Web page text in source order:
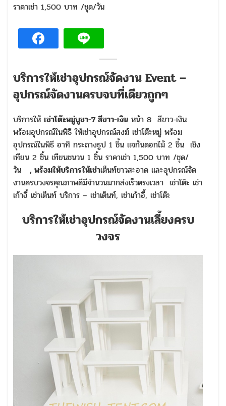
ราคาเช่า 1,500 บาท /ชุด/วัน
บริการให้เช่าอุปกรณ์จัดงาน Event –
อุปกรณ์จัดงานครบจบที่เดียวถูกๆ
บริการให้ เช่าโต๊ะหมู่บูชา-7 สีขาว-เงิน หน้า 8 สีขาว-เงิน
พร้อมอุปกรณ์ในพิธี ให้เช่าอุปกรณ์สงฆ์ เช่าโต๊ะหมู่ พร้อม
อุปกรณ์ในพิธี อาทิ กระถางธูป 1 ชิ้น แจกันดอกไม้ 2 ชิ้น เชิง
เทียน 2 ชิ้น เทียนชนวน 1 ชิ้น ราคาเช่า 1,500 บาท /ชุด/
วัน
, พร้อมให้บริการให้เช่าเต็นท์ขาวสะอาด และอุปกรณ์จัด
งานครบวงจรคุณภาพดีมีจำนวนมากส่งเร็วตรงเวลา เช่าโต๊ะ เช่า
เก้าอี้ เช่าเต็นท์ บริการ – เช่าเต็นท์, เช่าเก้าอี้, เช่าโต๊ะ
บริการให้เช่าอุปกรณ์จัดงานเลี้ยงครบ
วงจร